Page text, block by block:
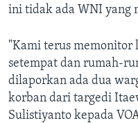
ini tidak ada WNI yang
"Kami terus
setempat dan rumah-
dilaporkan ada dua
korban dari targedi
Sulistiyanto kepada